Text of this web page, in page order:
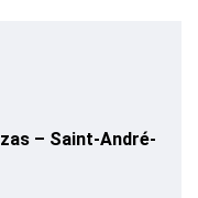
– Saint-André-